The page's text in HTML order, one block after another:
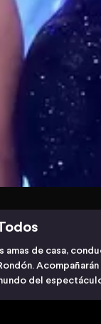
amas de casa,
del